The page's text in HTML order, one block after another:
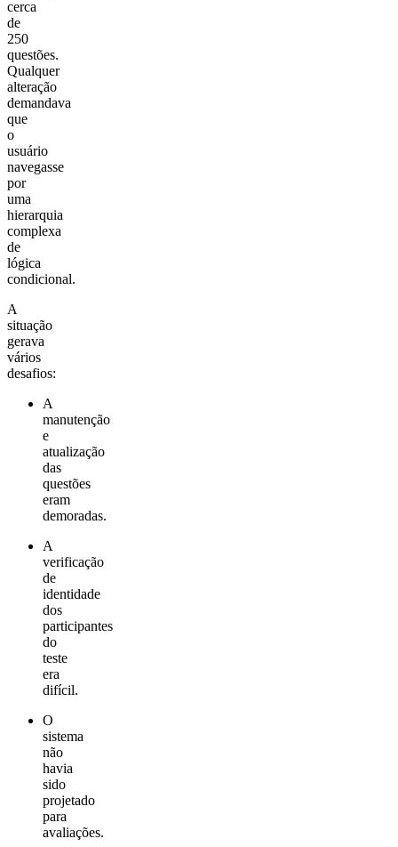
cerca
de
250
questões.
Qualquer
alteração
demandava
que
o
usuário
navegasse
por
uma
hierarquia
complexa
de
lógica
condicional.
A
situação
gerava
vários
desafios:
A
manutenção
e
atualização
das
questões
eram
demoradas.
A
verificação
de
identidade
dos
participantes
do
teste
era
difícil.
O
sistema
não
havia
sido
projetado
para
avaliações.